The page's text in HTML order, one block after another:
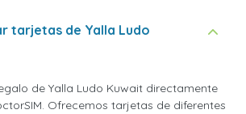
tarjetas de Yalla Ludo
de Yalla Ludo Kuwait directamente
Ofrecemos tarjetas de diferentes